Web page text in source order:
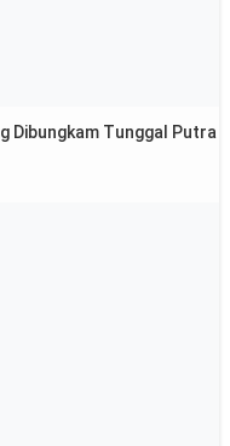
Dibungkam Tunggal Putra